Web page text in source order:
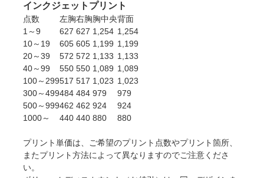
インクジェットプリント
点数 左胸右胸胸中央背面
1～9
627 627 1,254 1,254
10～19
605 605 1,199 1,199
20～39
572 572 1,133 1,133
40～99
550 550 1,089 1,089
100～299517 517 1,023 1,023
300～499484 484 979
979
500～999462 462 924
924
1000～
440 440 880 880
プリント単価は、ご希望のプリント点数やプリント箇所、
またプリント方法によって異なりますのでご注意くださ
い。